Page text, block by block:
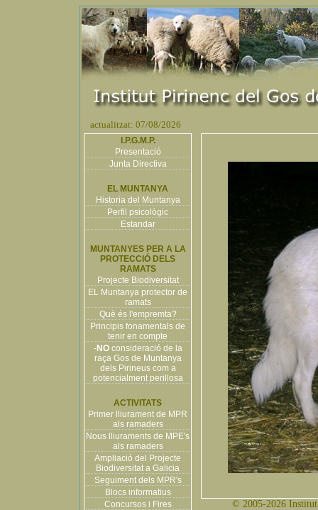
actualitzat: 07/08/2026
I.P.G.M.P.
Presentació
Junta Directiva
EL MUNTANYA
Historia del Muntanya
Perfil psicològic
Estandar
MUNTANYES PER A LA
PROTECCIÓ DELS
RAMATS
Projecte Biodiversitat
EL Muntanya protector de
ramats
Què és l'empremta?
Principis fonamentals de
tenir en compte
-NOconsideració de la
raça Gos de Muntanya
dels Pirineus com a
potencialment perillosa
ACTIVITATS
Primer lliurament de MPR
als ramaders
Nous lliuraments de MPE's
als ramaders
Ampliació del Projecte
Biodiversitat a Galicia
Seguiment dels MPR's
Blocs informatius
Concursos i Fires
© 2005-2026 Institut